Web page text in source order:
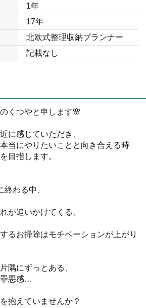
1年
17年
北欧式整理収納プランナー
記載なし
くつやと申します🌸
に感じていただき、
当にやりたいことと向き合える時
目指します。
わる中、
が追いかけてくる、
るお掃除はモチベーションが上がり
隅にずっとある、
悪感…
抱えていませんか？